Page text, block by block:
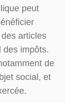
peut
articles
des impôts.
de
social, et